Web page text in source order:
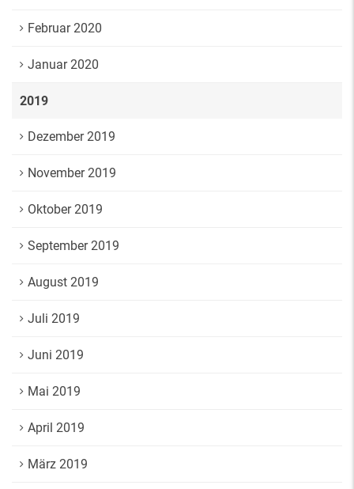
Februar 2020
Januar 2020
2019
Dezember 2019
November 2019
Oktober 2019
September 2019
August 2019
Juli 2019
Juni 2019
Mai 2019
April 2019
März 2019